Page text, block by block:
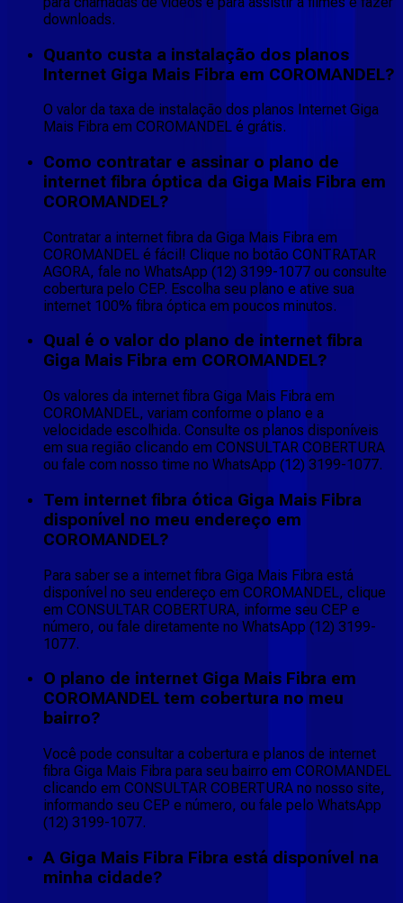
downloads.
Quanto custa a instalação dos planos
Internet Giga Mais Fibra em COROMANDEL?
O valor da taxa de instalação dos planos Internet Giga
Mais Fibra em COROMANDEL é grátis.
Como contratar e assinar o plano de
internet fibra óptica da Giga Mais Fibra em
COROMANDEL?
Contratar a internet fibra da Giga Mais Fibra em
COROMANDEL é fácil! Clique no botão CONTRATAR
AGORA, fale no WhatsApp (12) 3199-1077 ou consulte
cobertura pelo CEP. Escolha seu plano e ative sua
internet 100% fibra óptica em poucos minutos.
Qual é o valor do plano de internet fibra
Giga Mais Fibra em COROMANDEL?
Os valores da internet fibra Giga Mais Fibra em
COROMANDEL, variam conforme o plano e a
velocidade escolhida. Consulte os planos disponíveis
em sua região clicando em CONSULTAR COBERTURA
ou fale com nosso time no WhatsApp (12) 3199-1077.
Tem internet fibra ótica Giga Mais Fibra
disponível no meu endereço em
COROMANDEL?
Para saber se a internet fibra Giga Mais Fibra está
disponível no seu endereço em COROMANDEL, clique
em CONSULTAR COBERTURA, informe seu CEP e
número, ou fale diretamente no WhatsApp (12) 3199-
1077.
O plano de internet Giga Mais Fibra em
COROMANDEL tem cobertura no meu
bairro?
Você pode consultar a cobertura e planos de internet
fibra Giga Mais Fibra para seu bairro em COROMANDEL
clicando em CONSULTAR COBERTURA no nosso site,
informando seu CEP e número, ou fale pelo WhatsApp
(12) 3199-1077.
A Giga Mais Fibra Fibra está disponível na
minha cidade?